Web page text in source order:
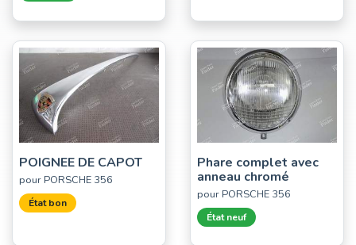
POIGNEE DE CAPOT
pour PORSCHE 356
État bon
Phare complet avec
anneau chromé
pour PORSCHE 356
État neuf